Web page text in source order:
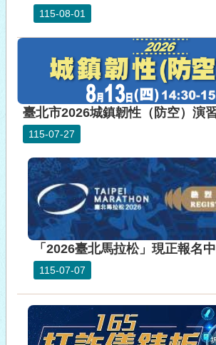
115-08-01
115-07-27
「2026臺北馬拉松」現正報名中
115-07-07